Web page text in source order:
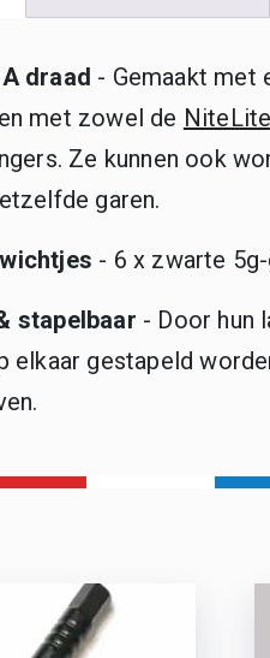
draad - Gemaakt met
met zowel de
Ze kunnen ook
garen.
- 6 x zwarte
stapelbaar - Door hun
elkaar gestapeld